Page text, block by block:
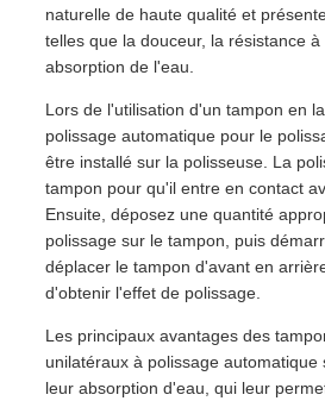
naturelle de haute qualité et
telles que la douceur, la résistance
absorption de l'eau.
Lors de l'utilisation d'un tampon en
polissage automatique pour le
être installé sur la polisseuse. La
tampon pour qu'il entre en contact
Ensuite, déposez une quantité
polissage sur le tampon, puis
déplacer le tampon d'avant en
d'obtenir l'effet de polissage.
Les principaux avantages des
unilatéraux à polissage
leur absorption d'eau, qui leur